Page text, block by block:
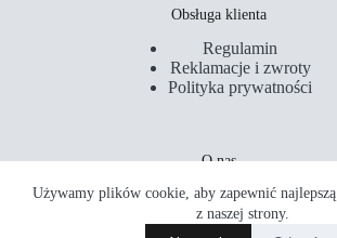
Używamy plików cookie, aby zapewnić
z naszej strony.
Obsługa klienta
Regulamin
Reklamacje i zwroty
Polityka prywatności
O nas
Kontakt
Serwis
Sklepy